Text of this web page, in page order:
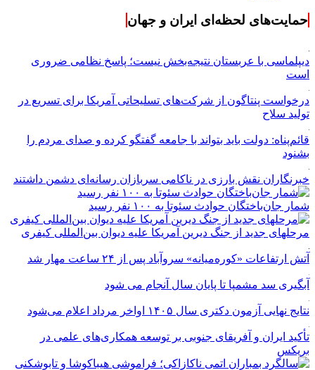
حمایت‌های لحظه‌ای ایران و جهان
دیپلماسی با عربستان نتیجه‌بخش نیست؛ پاسخ نظامی ضروری
است
درخواست پنتاگون از شرکت‌های تسلیحاتی آمریکا برای تسریع در
تولید سلاح
قائم‌پناه: دولت باید بتواند با جامعه گفتگو کرده و صدای مردم را
بشنود
خبرنگاران نقش بارزی در ناکامی سربازان رسانه‌ای دشمن داشتند
شمار جان‌باختگان حوادث سئوتا به ۱۰۰ نفر رسید
مرحله‎ای جدید از جنگ دیرین آمریکا علیه دیوان بین‌المللی کیفری
آتش ارتفاعات «کوره‌میانه» سروآباد پس از ۲۴ ساعت مهار شد
آبگیری سد مشمپا تا پایان سال آنجام می شود
نتایج نهایی آزمون دکتری سال ۱۴۰۵ اواخر مرداد اعلام می‌شود
تأکید ایران و آفریقای جنوبی بر توسعه همکاری‌های علمی در
بریکس